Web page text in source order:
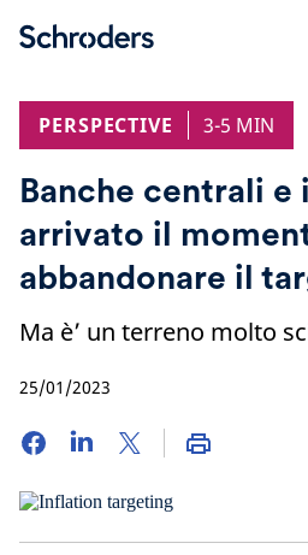
PERSPECTIVE
3-5 MIN
Banche centrali e
arrivato il
abbandonare il
Ma è’ un terreno molto
25/01/2023